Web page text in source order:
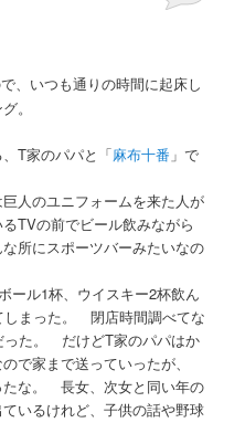
、いつも通りの時間に起床し
。
T家のパパと「麻布十番 」で
人のユニフォームを来た人が
TVの前でビール飲みながら
所にスポーツバーみたいなの
ール1杯、ウイスキー2杯飲ん
しまった。 閉店時間調べてな
った。 だけどT家のパパはか
で家まで送っていったが、
たな。 長女、次女と同い年の
いるけれど、子供の話や野球